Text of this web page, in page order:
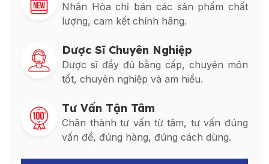
Nhân Hòa chỉ bán các sản phẩm chất
lượng, cam kết chính hãng.
Dược Sĩ Chuyên Nghiệp
Dược sĩ đầy đủ bằng cấp, chuyên môn
tốt, chuyên nghiệp và am hiểu.
Tư Vấn Tận Tâm
Chân thành tư vấn từ tâm, tư vấn đúng
vấn đề, đúng hàng, đúng cách dùng.